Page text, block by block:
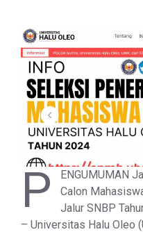
P
ENGUMUMAN
Calon
Jalur SNBP
– Universitas Halu Oleo